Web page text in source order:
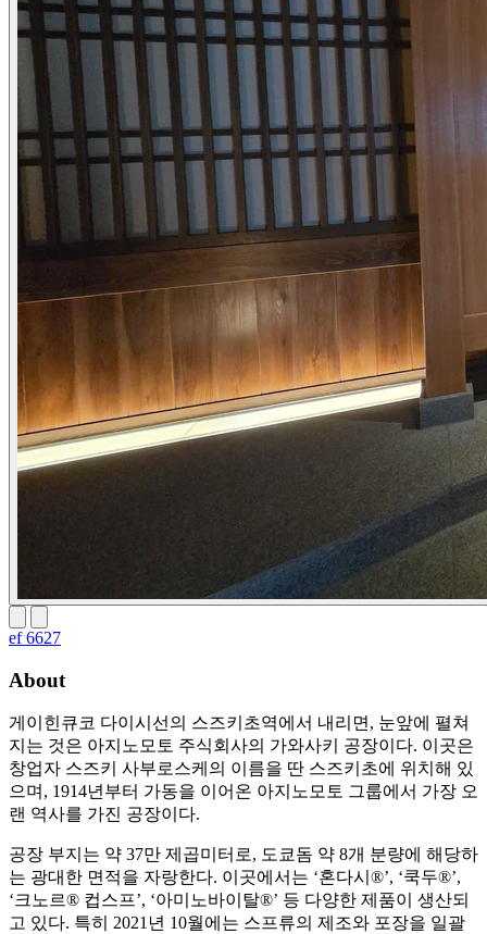
ef 6627
About
게이힌큐코 다이시선의 스즈키초역에서 내리면, 눈앞에 펼쳐
지는 것은 아지노모토 주식회사의 가와사키 공장이다. 이곳은
창업자 스즈키 사부로스케의 이름을 딴 스즈키초에 위치해 있
으며, 1914년부터 가동을 이어온 아지노모토 그룹에서 가장 오
랜 역사를 가진 공장이다.
공장 부지는 약 37만 제곱미터로, 도쿄돔 약 8개 분량에 해당하
는 광대한 면적을 자랑한다. 이곳에서는 ‘혼다시®’, ‘쿡두®’,
‘크노르® 컵스프’, ‘아미노바이탈®’ 등 다양한 제품이 생산되
고 있다. 특히 2021년 10월에는 스프류의 제조와 포장을 일괄